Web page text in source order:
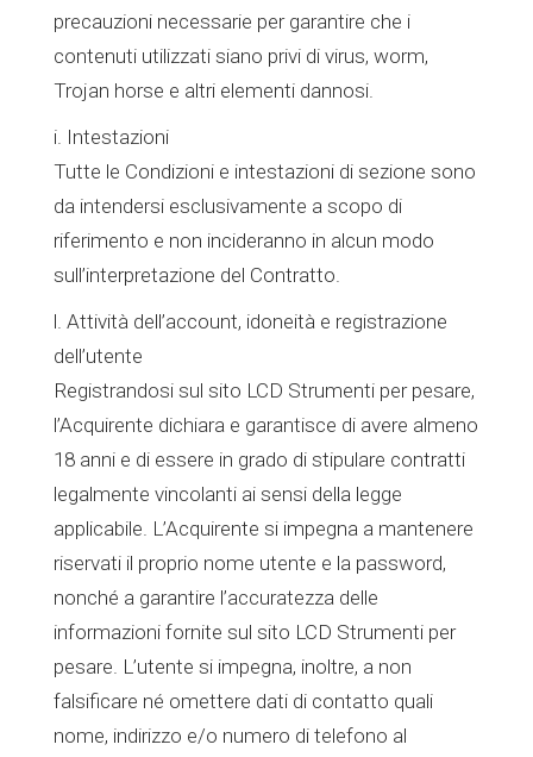
precauzioni necessarie per garantire che i
contenuti utilizzati siano privi di virus, worm,
Trojan horse e altri elementi dannosi.
i. Intestazioni
Tutte le Condizioni e intestazioni di sezione sono
da intendersi esclusivamente a scopo di
riferimento e non incideranno in alcun modo
sull’interpretazione del Contratto.
l. Attività dell’account, idoneità e registrazione
dell’utente
Registrandosi sul sito LCD Strumenti per pesare,
l’Acquirente dichiara e garantisce di avere almeno
18 anni e di essere in grado di stipulare contratti
legalmente vincolanti ai sensi della legge
applicabile. L’Acquirente si impegna a mantenere
riservati il proprio nome utente e la password,
nonché a garantire l’accuratezza delle
informazioni fornite sul sito LCD Strumenti per
pesare. L’utente si impegna, inoltre, a non
falsificare né omettere dati di contatto quali
nome, indirizzo e/o numero di telefono al